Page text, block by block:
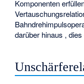
Komponenten
darüber hinaus ,